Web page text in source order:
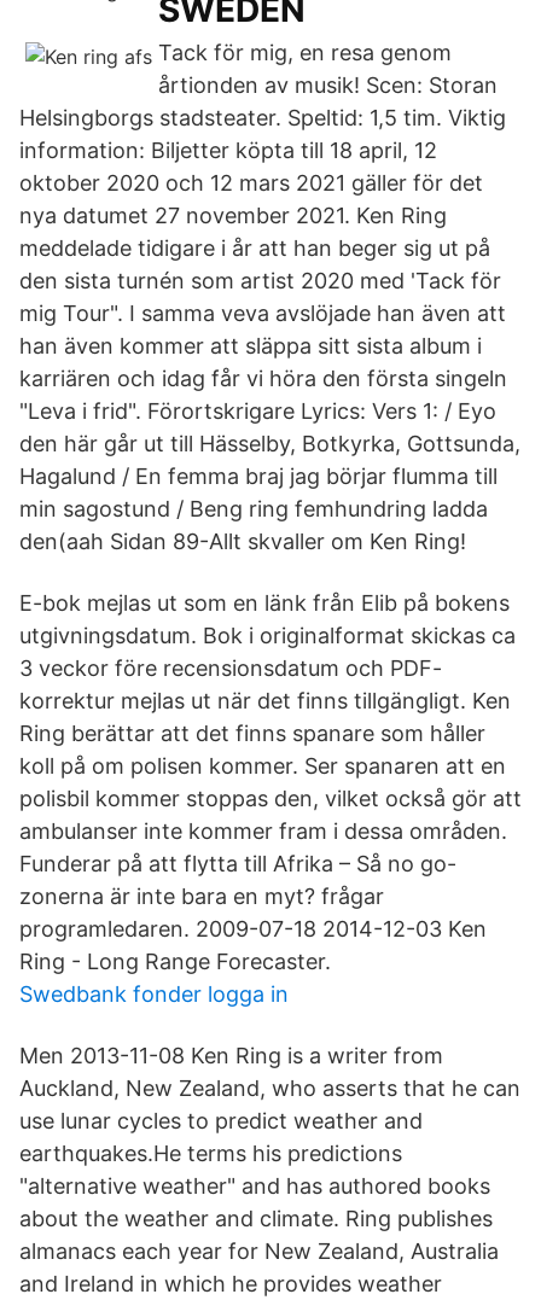
SWEDEN
Tack för mig, en resa genom
årtionden av musik! Scen: Storan
Helsingborgs stadsteater. Speltid: 1,5 tim. Viktig
information: Biljetter köpta till 18 april, 12
oktober 2020 och 12 mars 2021 gäller för det
nya datumet 27 november 2021. Ken Ring
meddelade tidigare i år att han beger sig ut på
den sista turnén som artist 2020 med 'Tack för
mig Tour". I samma veva avslöjade han även att
han även kommer att släppa sitt sista album i
karriären och idag får vi höra den första singeln
"Leva i frid". Förortskrigare Lyrics: Vers 1: / Eyo
den här går ut till Hässelby, Botkyrka, Gottsunda,
Hagalund / En femma braj jag börjar flumma till
min sagostund / Beng ring femhundring ladda
den(aah Sidan 89-Allt skvaller om Ken Ring!
E-bok mejlas ut som en länk från Elib på bokens
utgivningsdatum. Bok i originalformat skickas ca
3 veckor före recensionsdatum och PDF-
korrektur mejlas ut när det finns tillgängligt. Ken
Ring berättar att det finns spanare som håller
koll på om polisen kommer. Ser spanaren att en
polisbil kommer stoppas den, vilket också gör att
ambulanser inte kommer fram i dessa områden.
Funderar på att flytta till Afrika – Så no go-
zonerna är inte bara en myt? frågar
programledaren. 2009-07-18 2014-12-03 Ken
Ring - Long Range Forecaster.
Swedbank fonder logga in
Men 2013-11-08 Ken Ring is a writer from
Auckland, New Zealand, who asserts that he can
use lunar cycles to predict weather and
earthquakes.He terms his predictions
"alternative weather" and has authored books
about the weather and climate. Ring publishes
almanacs each year for New Zealand, Australia
and Ireland in which he provides weather